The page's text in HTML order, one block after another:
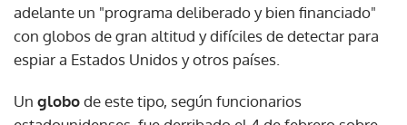
adelante un "programa deliberado y bien financiado"
con globos de gran altitud y difíciles de detectar para
espiar a Estados Unidos y otros países.
Un globode este tipo, según funcionarios